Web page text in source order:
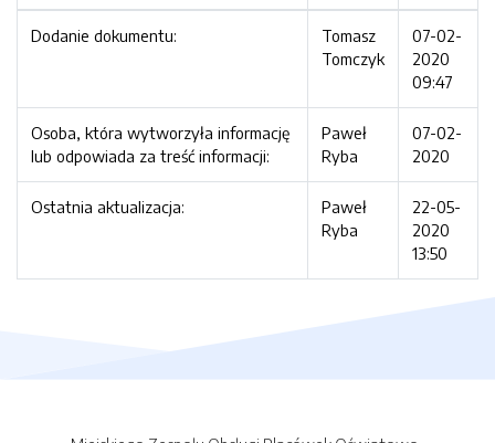
Dodanie dokumentu:
Tomasz
Tomczyk
07-02-
2020
09:47
Osoba, która wytworzyła informację
lub odpowiada za treść informacji:
Paweł
Ryba
07-02-
2020
Ostatnia aktualizacja:
Paweł
Ryba
22-05-
2020
13:50